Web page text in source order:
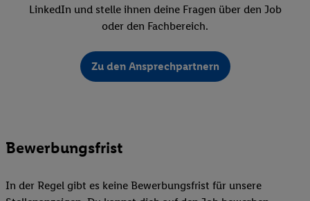
LinkedIn und stelle ihnen deine Fragen über den Job
oder den Fachbereich.
Zu den Ansprechpartnern
Bewerbungsfrist
In der Regel gibt es keine Bewerbungsfrist für unsere